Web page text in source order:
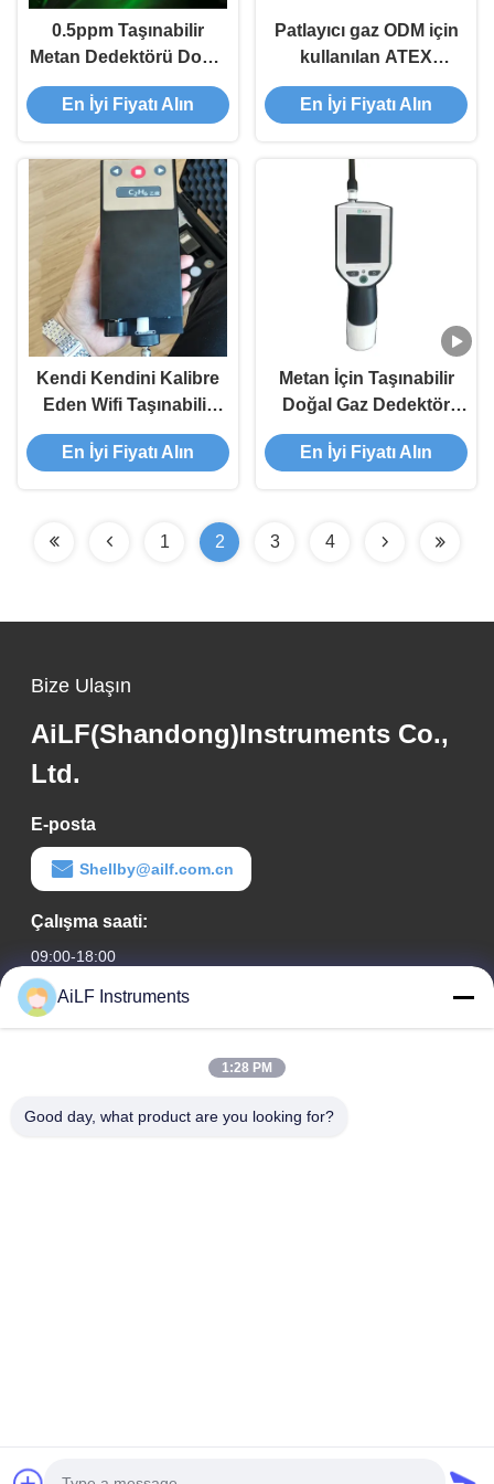
0.5ppm Taşınabilir
Metan Dedektörü Doğal
Gaz Boru Hattı Sızıntı
Muayene Test Cihazı
En İyi Fiyatı Alın
Patlayıcı gaz ODM için
kullanılan ATEX
sertifikalı el cihazı doğal
gaz dedektörü bataryası
En İyi Fiyatı Alın
Kendi Kendini Kalibre
Eden Wifi Taşınabilir
Metan Dedektörü Doğal
Gaz Özelleştirilmiş
En İyi Fiyatı Alın
Metan İçin Taşınabilir
Doğal Gaz Dedektör
Sistemi AiLF Cihazı
En İyi Fiyatı Alın
1 2 3 4
Bize Ulaşın
AiLF(Shandong)Instruments Co.,
Ltd.
E-posta
Shellby@ailf.com.cn
Çalışma saati:
09:00-18:00
Adresimiz
Liaoning Oteli Ofis Binası, Oda 603, Xicheng Bölgesi, Pekin,
AiLF Instruments
1:28 PM
Good day, what product are you looking for?